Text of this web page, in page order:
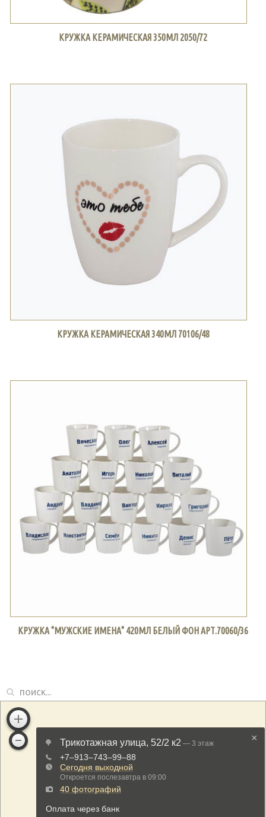
КРУЖКА КЕРАМИЧЕСКАЯ 350МЛ 2050/72
КРУЖКА КЕРАМИЧЕСКАЯ 340МЛ 70106/48
КРУЖКА "МУЖСКИЕ ИМЕНА" 420МЛ БЕЛЫЙ ФОН АРТ.70060/36